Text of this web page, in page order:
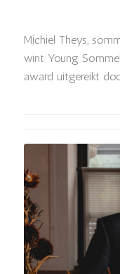
Michiel Theys,
wint Young
award uitgereikt